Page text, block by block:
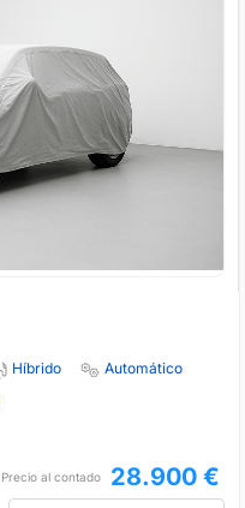
Híbrido
Automático
Precio al contado 28.900 €